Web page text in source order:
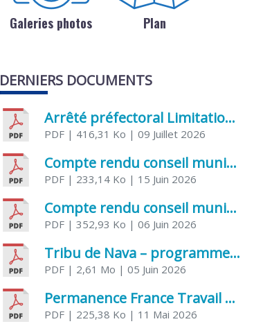
Galeries photos Plan
DERNIERS DOCUMENTS
Arrêté préfectoral Limitation provisoire des usages de l’eau
PDF | 416,31 Ko | 09 Juillet 2026
Compte rendu conseil municipal 5 juin 2026 sénatoriale
PDF | 233,14 Ko | 15 Juin 2026
Compte rendu conseil municipal – 21 avril 2026
PDF | 352,93 Ko | 06 Juin 2026
Tribu de Nava – programme et inscriptions été 2026
PDF | 2,61 Mo | 05 Juin 2026
Permanence France Travail au CCAS de Saujon Juin 2026
PDF | 225,38 Ko | 11 Mai 2026